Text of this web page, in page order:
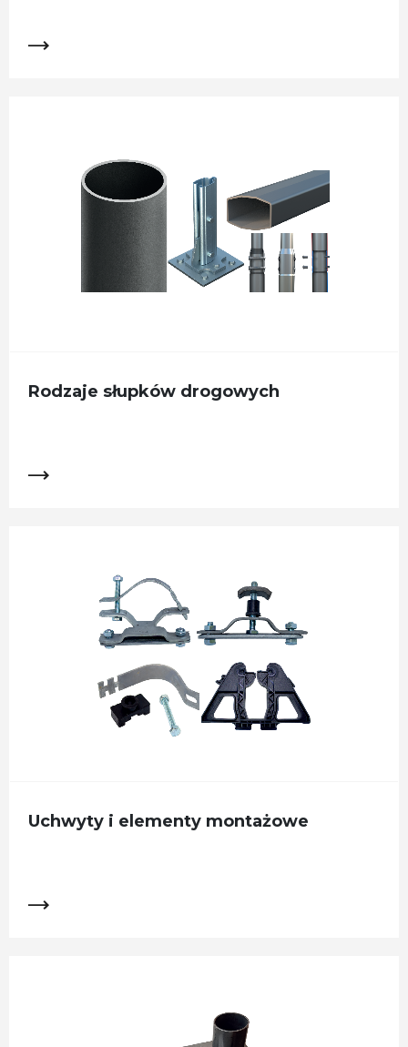
Rodzaje słupków drogowych
Uchwyty i elementy montażowe